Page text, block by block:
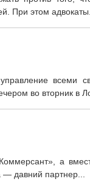
При этом
всеми
во вторник в
а
давний партнер...